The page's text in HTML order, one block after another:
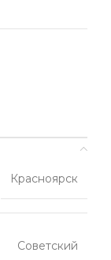
Красноярск
Советский